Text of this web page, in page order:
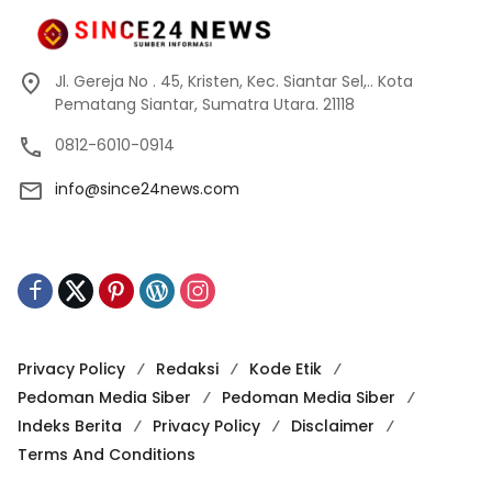
Jl. Gereja No . 45, Kristen, Kec. Siantar Sel,.. Kota
Pematang Siantar, Sumatra Utara. 21118
0812-6010-0914
info@since24news.com
Privacy Policy Redaksi
Kode Etik
Pedoman Media Siber
Pedoman Media Siber
Indeks Berita
Privacy Policy
Disclaimer
Terms And Conditions